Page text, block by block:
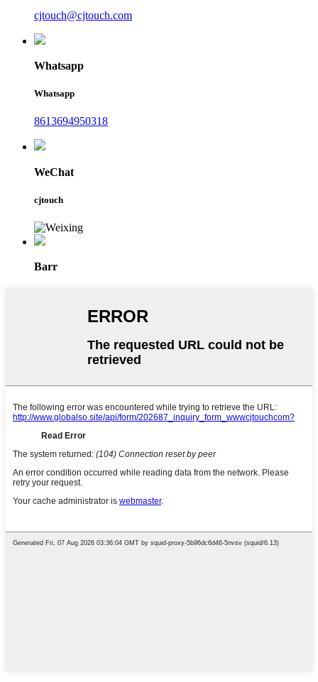
cjtouch@cjtouch.com
Whatsapp
Whatsapp
8613694950318
WeChat
cjtouch
Barr